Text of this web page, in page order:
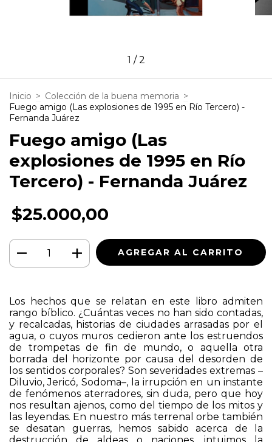
1 /2
Inicio > Colección de la buena memoria >
Fuego amigo (Las explosiones de 1995 en Río Tercero) -
Fernanda Juárez
Fuego amigo (Las
explosiones de 1995 en Río
Tercero) - Fernanda Juárez
$25.000,00
Los hechos que se relatan en este libro admiten
rango bíblico. ¿Cuántas veces no han sido contadas,
y recalcadas, historias de ciudades arrasadas por el
agua, o cuyos muros cedieron ante los estruendos
de trompetas de fin de mundo, o aquella otra
borrada del horizonte por causa del desorden de
los sentidos corporales? Son severidades extremas –
Diluvio, Jericó, Sodoma–, la irrupción en un instante
de fenómenos aterradores, sin duda, pero que hoy
nos resultan ajenos, como del tiempo de los mitos y
las leyendas. En nuestro más terrenal orbe también
se desatan guerras, hemos sabido acerca de la
destrucción de aldeas o naciones, intuimos la